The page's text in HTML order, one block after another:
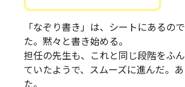
「なぞり書き」は、シートにあるの
た。黙々と書き始める。
担任の先生も、これと同じ段階をふ
ていたようで、スムーズに進んだ。
た。